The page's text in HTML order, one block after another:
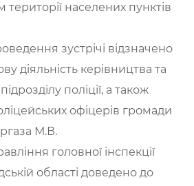
території населених пунктів
зустрічі відзначено
діяльність керівництва та
поліції, а також
офіцерів громади
М.В.
головної інспекції
області доведено до